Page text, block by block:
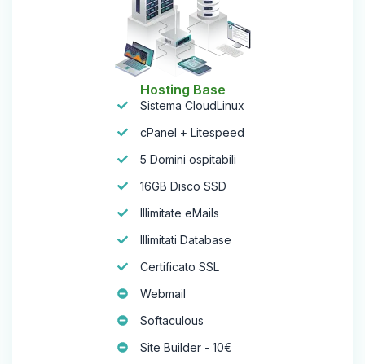
Hosting Base
Sistema CloudLinux
cPanel + Litespeed
5 Domini ospitabili
16GB Disco SSD
Illimitate eMails
Illimitati Database
Certificato SSL
Webmail
Softaculous
Site Builder - 10€